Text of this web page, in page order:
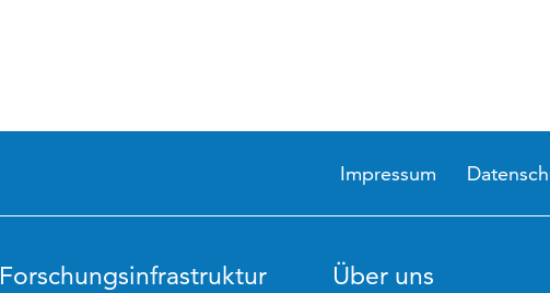
Impressum
Forschungsinfrastruktur Über uns